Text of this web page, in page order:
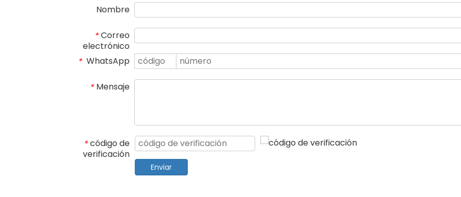
Nombre
* Correo
electrónico
* WhatsApp
* Mensaje
* código de
verificación
Enviar